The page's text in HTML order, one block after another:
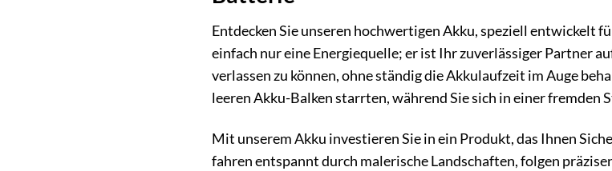
Entdecken Sie unseren hochwertigen Akku, speziell entwickelt
einfach nur eine Energiequelle; er ist Ihr zuverlässiger Partner
verlassen zu können, ohne ständig die Akkulaufzeit im Auge
leeren Akku-Balken starrten, während Sie sich in einer fremden
Mit unserem Akku investieren Sie in ein Produkt, das Ihnen
fahren entspannt durch malerische Landschaften, folgen